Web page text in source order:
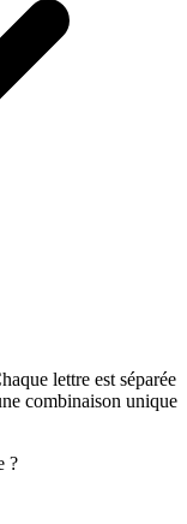
lettre est séparée
combinaison unique
?